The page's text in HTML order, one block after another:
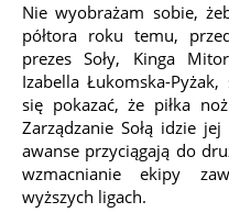
Nie wyobrażam sobie,
półtora roku temu,
prezes Soły, Kinga
Izabella Łukomska-
się pokazać, że piłka
Zarządzanie Sołą idzie
awanse przyciągają do
wzmacnianie ekipy
wyższych ligach.